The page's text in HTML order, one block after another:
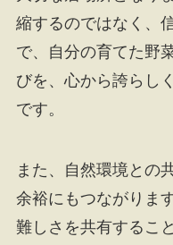
縮するのではなく、
で、自分の育てた野
びを、心から誇らし
です。
また、自然環境との
余裕にもつながりま
難しさを共有するこ